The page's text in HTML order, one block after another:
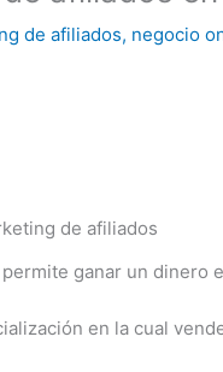
de afiliados, negocio
ganar un dinero
en la cual